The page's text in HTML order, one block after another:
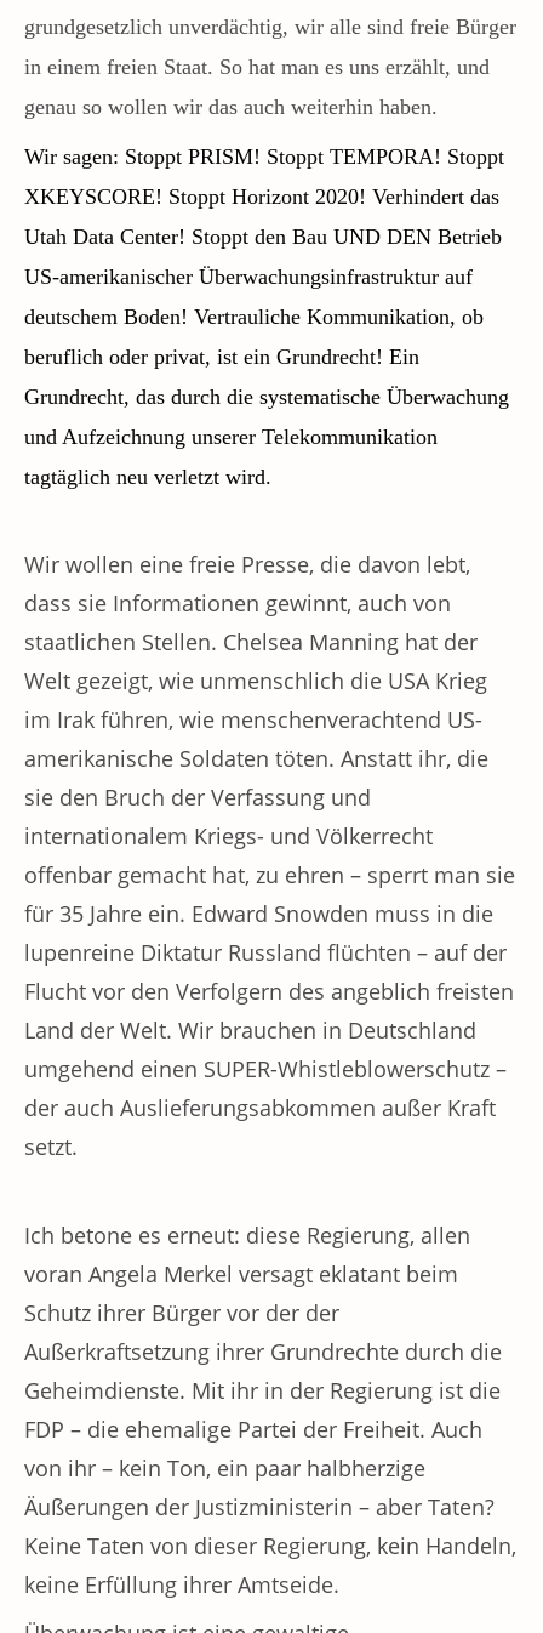
grundgesetzlich unverdächtig, wir alle sind freie Bürger
in einem freien Staat. So hat man es uns erzählt, und
genau so wollen wir das auch weiterhin haben.
Wir sagen: Stoppt PRISM! Stoppt TEMPORA! Stoppt
XKEYSCORE! Stoppt Horizont 2020! Verhindert das
Utah Data Center! Stoppt den Bau UND DEN Betrieb
US-amerikanischer Überwachungsinfrastruktur auf
deutschem Boden! Vertrauliche Kommunikation, ob
beruflich oder privat, ist ein Grundrecht! Ein
Grundrecht, das durch die systematische Überwachung
und Aufzeichnung unserer Telekommunikation
tagtäglich neu verletzt wird.
Wir wollen eine freie Presse, die davon lebt,
dass sie Informationen gewinnt, auch von
staatlichen Stellen. Chelsea Manning hat der
Welt gezeigt, wie unmenschlich die USA Krieg
im Irak führen, wie menschenverachtend US-
amerikanische Soldaten töten. Anstatt ihr, die
sie den Bruch der Verfassung und
internationalem Kriegs- und Völkerrecht
offenbar gemacht hat, zu ehren – sperrt man sie
für 35 Jahre ein. Edward Snowden muss in die
lupenreine Diktatur Russland flüchten – auf der
Flucht vor den Verfolgern des angeblich freisten
Land der Welt. Wir brauchen in Deutschland
umgehend einen SUPER-Whistleblowerschutz –
der auch Auslieferungsabkommen außer Kraft
setzt.
Ich betone es erneut: diese Regierung, allen
voran Angela Merkel versagt eklatant beim
Schutz ihrer Bürger vor der der
Außerkraftsetzung ihrer Grundrechte durch die
Geheimdienste. Mit ihr in der Regierung ist die
FDP – die ehemalige Partei der Freiheit. Auch
von ihr – kein Ton, ein paar halbherzige
Äußerungen der Justizministerin – aber Taten?
Keine Taten von dieser Regierung, kein Handeln,
keine Erfüllung ihrer Amtseide.